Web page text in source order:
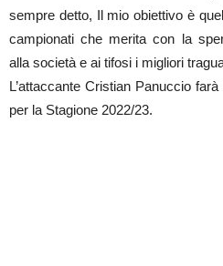
sempre detto, Il mio obiettivo è
campionati che merita con la
alla società e ai tifosi i migliori
L’attaccante Cristian Panuccio
per la Stagione 2022/23.